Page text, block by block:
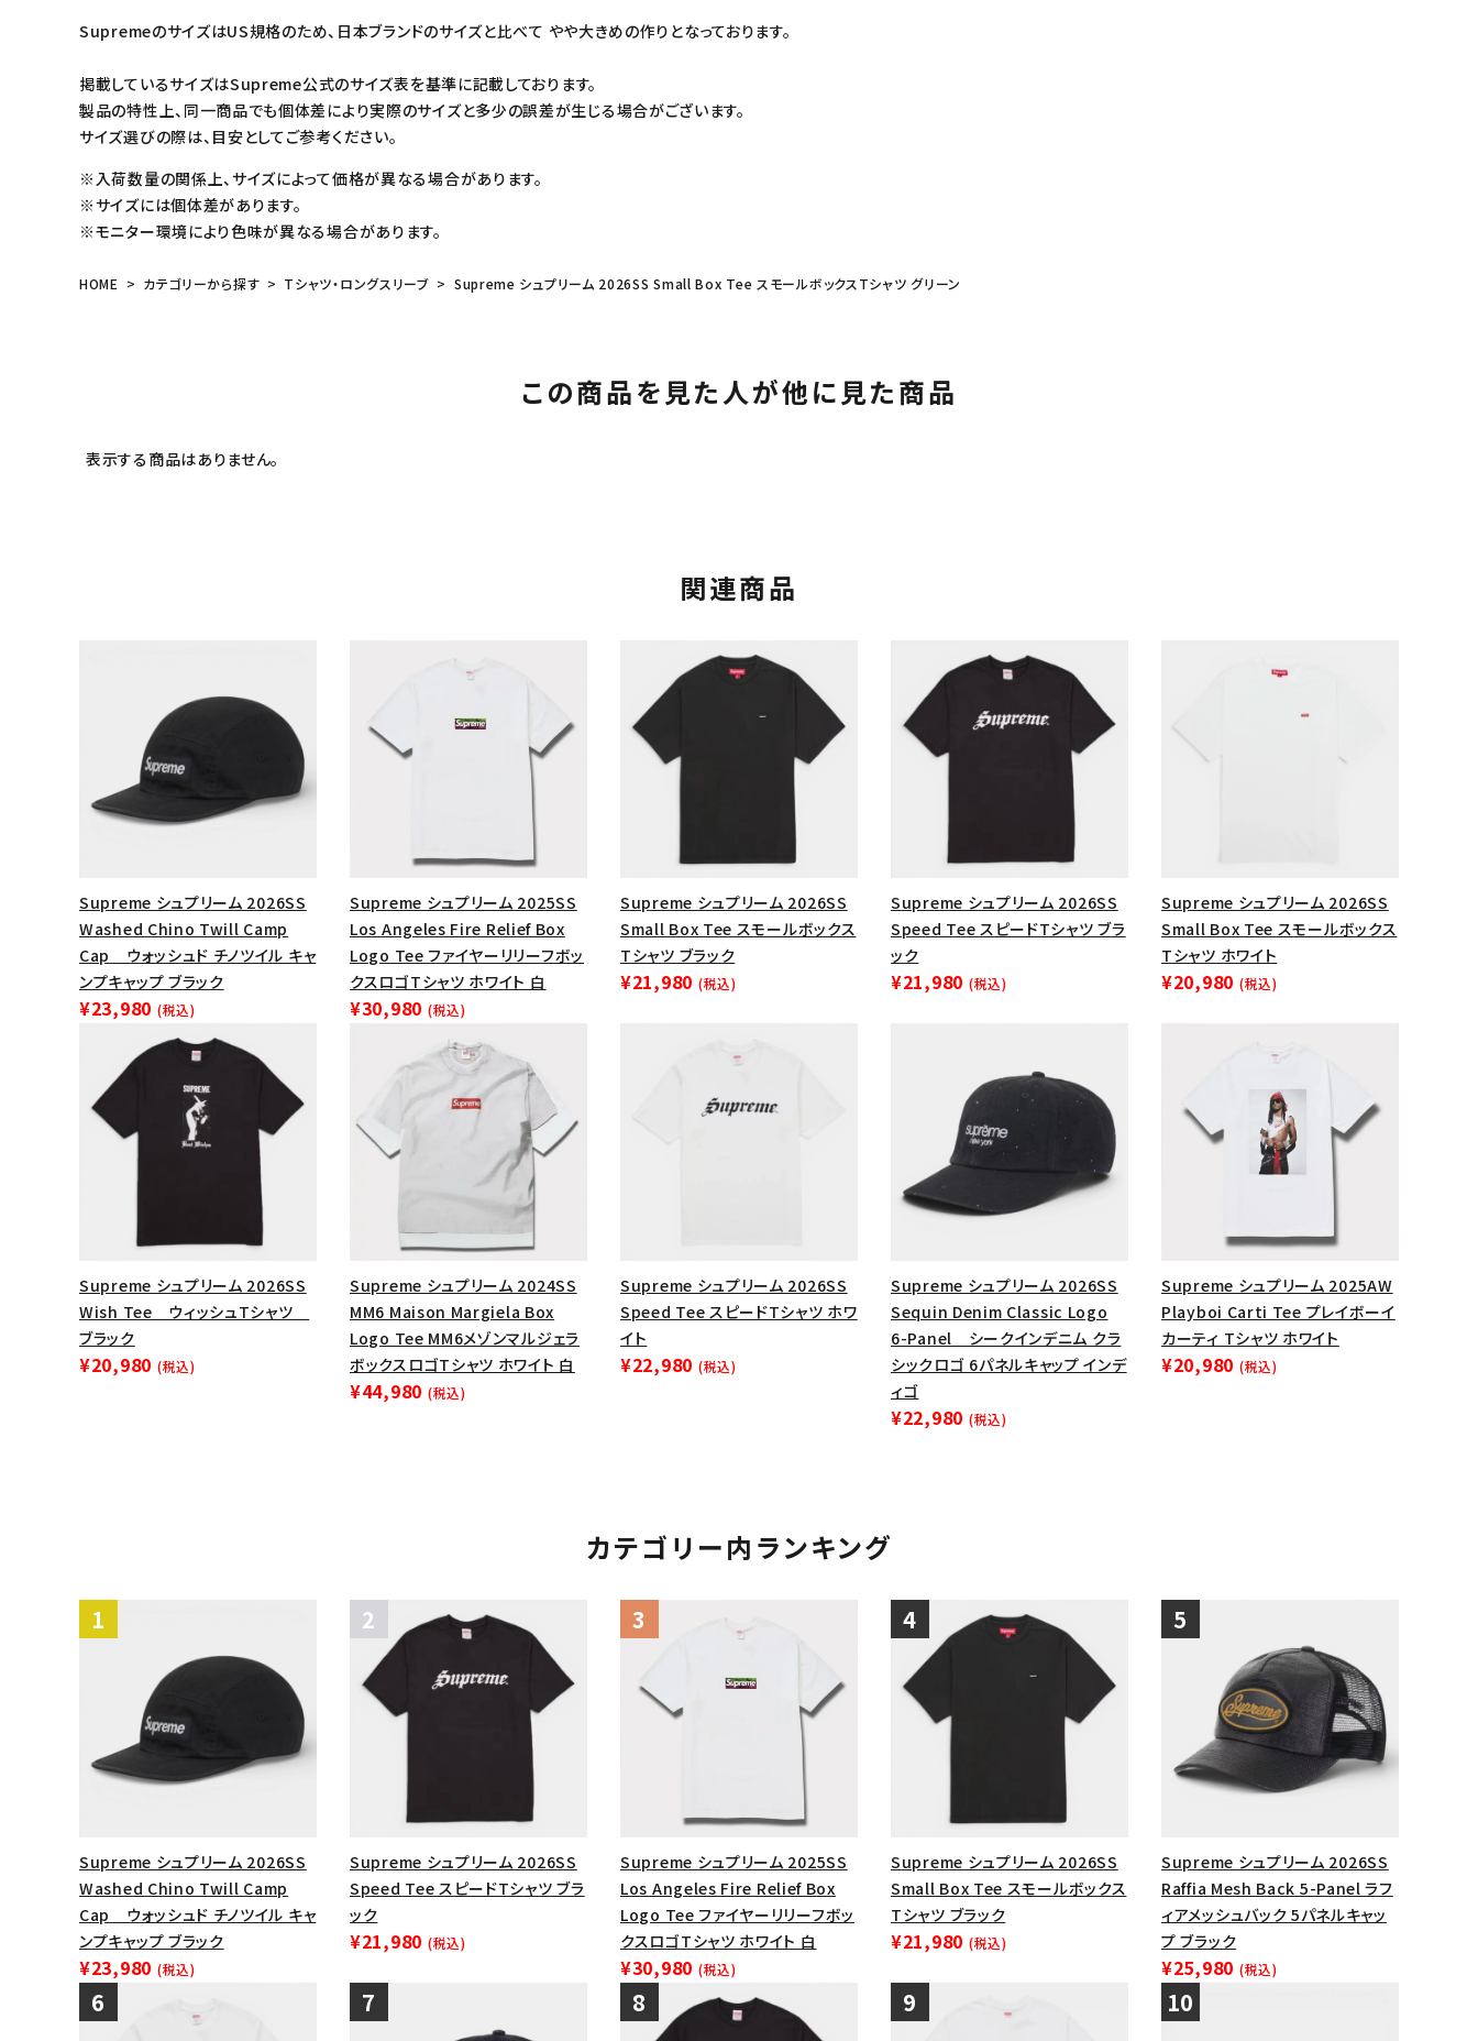
ブラックスウェット
在庫のない商品を表示する
絞り込んで検索する
SupremeのサイズはUS規格のため、日本ブランドのサイズと比べて やや大きめの作りとなっております。
掲載しているサイズはSupreme公式のサイズ表を基準に記載しております。
製品の特性上、同一商品でも個体差により実際のサイズと多少の誤差が生じる場合がございます。
サイズ選びの際は、目安としてご参考ください。
※入荷数量の関係上、サイズによって価格が異なる場合があります。
※サイズには個体差があります。
※モニター環境により色味が異なる場合があります。
HOME カテゴリーから探す Tシャツ・ロングスリーブ Supreme シュプリーム 2026SS Small Box Tee スモールボックスTシャツ グリーン
この商品を見た人が他に見た商品
表示する商品はありません。
関連商品
Supreme シュプリーム 2026SS
Washed Chino Twill Camp
Cap ウォッシュド チノツイル キャ
ンプキャップ ブラック
¥23,980 (税込)
Supreme シュプリーム 2025SS
Los Angeles Fire Relief Box
Logo Tee ファイヤーリリーフボッ
クスロゴTシャツ ホワイト 白
¥30,980 (税込)
Supreme シュプリーム 2026SS
Small Box Tee スモールボックス
Tシャツ ブラック
¥21,980 (税込)
Supreme シュプリーム 2026SS
Speed Tee スピードTシャツ ブラ
ック
¥21,980 (税込)
Supreme シュプリーム 2026SS
Small Box Tee スモールボックス
Tシャツ ホワイト
¥20,980 (税込)
Supreme シュプリーム 2026SS
Wish Tee ウィッシュTシャツ
ブラック
¥20,980 (税込)
Supreme シュプリーム 2024SS
MM6 Maison Margiela Box
Logo Tee MM6メゾンマルジェラ
ボックスロゴTシャツ ホワイト 白
¥44,980 (税込)
Supreme シュプリーム 2026SS
Speed Tee スピードTシャツ ホワ
イト
¥22,980 (税込)
Supreme シュプリーム 2026SS
Sequin Denim Classic Logo
6-Panel シークインデニム クラ
シックロゴ 6パネルキャップ インデ
ィゴ
¥22,980 (税込)
Supreme シュプリーム 2025AW
Playboi Carti Tee プレイボーイ
カーティ Tシャツ ホワイト
¥20,980 (税込)
カテゴリー内ランキング
Supreme シュプリーム 2026SS
Washed Chino Twill Camp
Cap ウォッシュド チノツイル キャ
ンプキャップ ブラック
¥23,980 (税込)
Supreme シュプリーム 2026SS
Speed Tee スピードTシャツ ブラ
ック
¥21,980 (税込)
Supreme シュプリーム 2025SS
Los Angeles Fire Relief Box
Logo Tee ファイヤーリリーフボッ
クスロゴTシャツ ホワイト 白
¥30,980 (税込)
Supreme シュプリーム 2026SS
Small Box Tee スモールボックス
Tシャツ ブラック
¥21,980 (税込)
Supreme シュプリーム 2026SS
Raffia Mesh Back 5-Panel ラフ
ィアメッシュバック 5パネルキャッ
プ ブラック
¥25,980 (税込)